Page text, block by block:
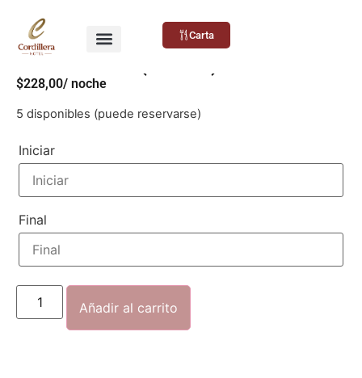
Carta
Suite Plus (6 Pax)
$228,00/ noche
5 disponibles (puede reservarse)
Iniciar
Final
Añadir al carrito